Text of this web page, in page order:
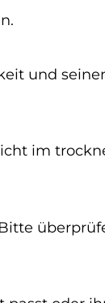
und
im